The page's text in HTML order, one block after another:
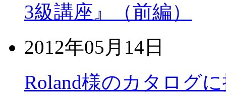
3級講座』（前編）
2012年05月14日
Roland様のカタログ